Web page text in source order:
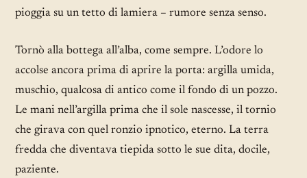
pioggia su un tetto di lamiera – rumore senza senso.
Tornò alla bottega all’alba, come sempre. L’odore lo
accolse ancora prima di aprire la porta: argilla umida,
muschio, qualcosa di antico come il fondo di un pozzo.
Le mani nell’argilla prima che il sole nascesse, il tornio
che girava con quel ronzio ipnotico, eterno. La terra
fredda che diventava tiepida sotto le sue dita, docile,
paziente.